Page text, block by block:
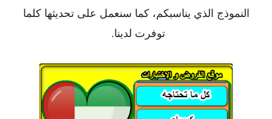
النموذج الذي يناسبكم، كما سنعمل على تحديثها كلما
توفرت لدينا.